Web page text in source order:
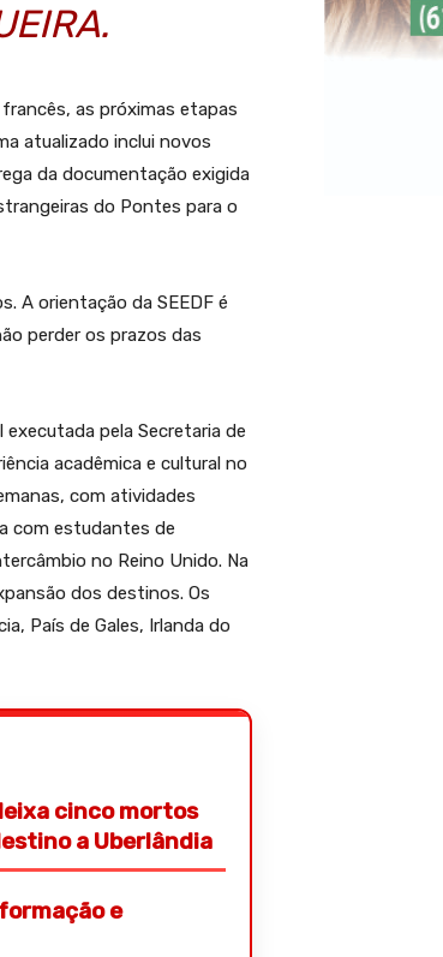
as próximas etapas
atualizado inclui novos
da documentação exigida
do Pontes para o
A orientação da SEEDF é
perder os prazos das
pela Secretaria de
acadêmica e cultural no
com atividades
com estudantes de
no Reino Unido. Na
dos destinos. Os
País de Gales, Irlanda do
cinco mortos
a Uberlândia
e